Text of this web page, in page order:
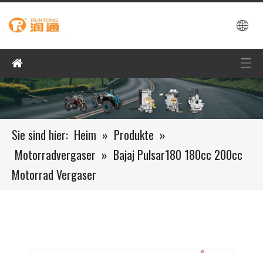
Sie sind hier: Heim » Produkte »
Motorradvergaser » Bajaj Pulsar180 180cc 200cc
Motorrad Vergaser